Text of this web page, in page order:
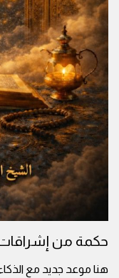
حكمة من
هنا موعد جديد مع